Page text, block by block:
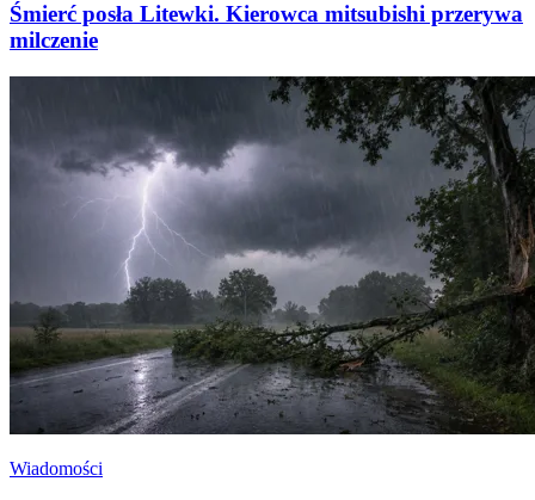
Śmierć posła Litewki. Kierowca mitsubishi przerywa
milczenie
Wiadomości